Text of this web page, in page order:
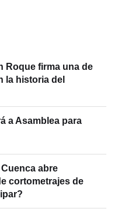
Roque firma una de
la historia del
a Asamblea para
abre
cortometrajes de